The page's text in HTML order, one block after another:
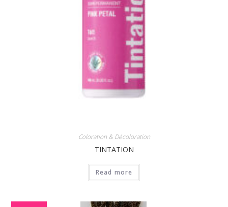
Coloration & Décoloration
TINTATION
Read more